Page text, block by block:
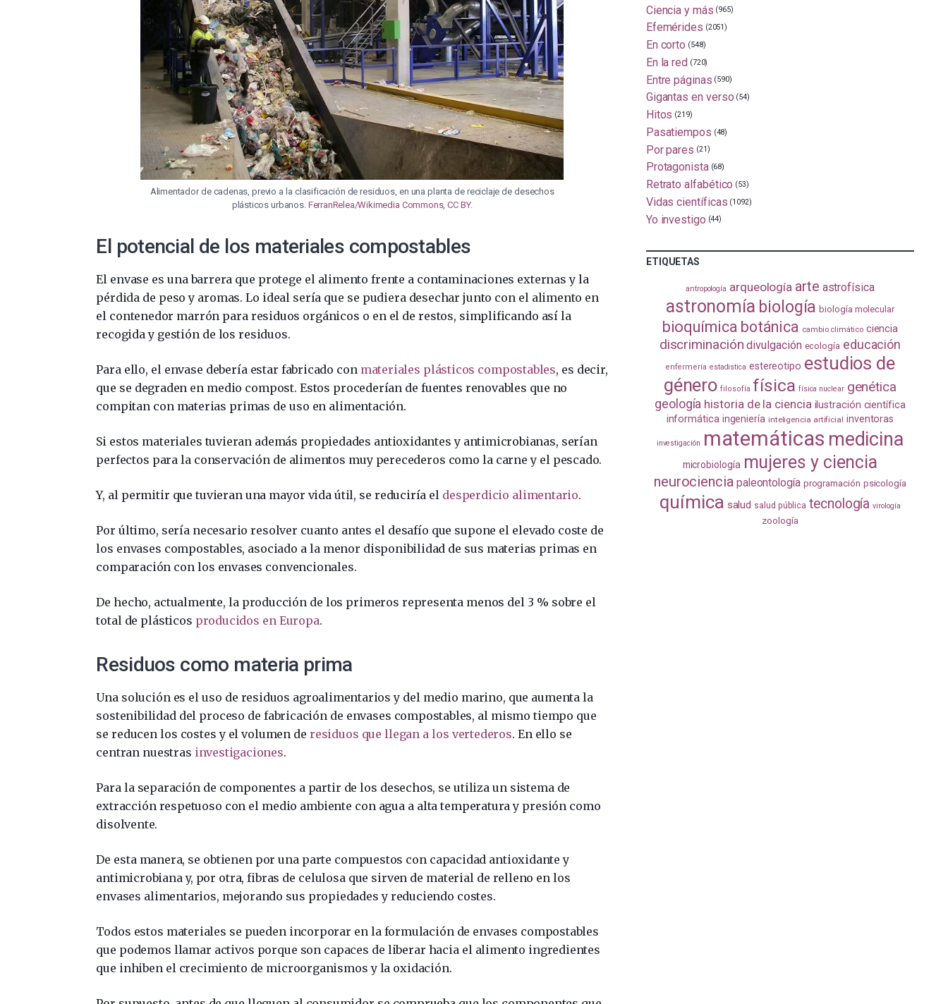
Alimentador de cadenas, previo a la clasificación de residuos, en una planta de reciclaje de desechos
plásticos urbanos. FerranRelea/Wikimedia Commons,CC BY.
El potencial de los materiales compostables
El envase es una barrera que protege el alimento frente a contaminaciones externas y la
pérdida de peso y aromas. Lo ideal sería que se pudiera desechar junto con el alimento en
el contenedor marrón para residuos orgánicos o en el de restos, simplificando así la
recogida y gestión de los residuos.
Para ello, el envase debería estar fabricado con materiales plásticos compostables, es decir,
que se degraden en medio compost. Estos procederían de fuentes renovables que no
compitan con materias primas de uso en alimentación.
Si estos materiales tuvieran además propiedades antioxidantes y antimicrobianas, serían
perfectos para la conservación de alimentos muy perecederos como la carne y el pescado.
Y, al permitir que tuvieran una mayor vida útil, se reduciría el desperdicio alimentario.
Por último, sería necesario resolver cuanto antes el desafío que supone el elevado coste de
los envases compostables, asociado a la menor disponibilidad de sus materias primas en
comparación con los envases convencionales.
De hecho, actualmente, la producción de los primeros representa menos del 3 % sobre el
total de plásticos producidos en Europa.
Residuos como materia prima
Una solución es el uso de residuos agroalimentarios y del medio marino, que aumenta la
sostenibilidad del proceso de fabricación de envases compostables, al mismo tiempo que
se reducen los costes y el volumen de residuos que llegan a los vertederos. En ello se
centran nuestras investigaciones.
Para la separación de componentes a partir de los desechos, se utiliza un sistema de
extracción respetuoso con el medio ambiente con agua a alta temperatura y presión como
disolvente.
De esta manera, se obtienen por una parte compuestos con capacidad antioxidante y
antimicrobiana y, por otra, fibras de celulosa que sirven de material de relleno en los
envases alimentarios, mejorando sus propiedades y reduciendo costes.
Todos estos materiales se pueden incorporar en la formulación de envases compostables
que podemos llamar activos porque son capaces de liberar hacia el alimento ingredientes
que inhiben el crecimiento de microorganismos y la oxidación.
Ciencia y más (965)
Efemérides (2051)
En corto (548)
En la red (720)
Entre páginas (590)
Gigantas en verso (54)
Hitos (219)
Pasatiempos (48)
Por pares (21)
Protagonista (68)
Retrato alfabético (53)
Vidas científicas (1092)
Yo investigo (44)
ETIQUETAS
antropología arqueología arte astrofísica
astronomía biología biología molecular
bioquímica botánica cambio climático ciencia
discriminación divulgación ecología educación
enfermería estadistica estereotipo estudios de
género filosofía física física nuclear genética
geología historia de la ciencia ilustración científica
informática ingeniería inteligencia artificial inventoras
investigación matemáticas medicina
microbiología mujeres y ciencia
neurociencia paleontología programación psicología
química salud salud pública tecnología virología
zoología